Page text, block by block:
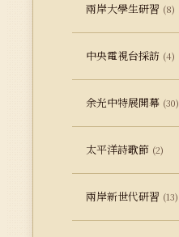
兩岸大學生研習 (8)
中央電視台採訪 (4)
余光中特展開幕 (30)
太平洋詩歌節 (2)
兩岸新世代研習 (13)